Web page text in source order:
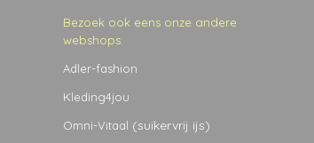
Bezoek ook eens onze andere
webshops:
Adler-fashion
Kleding4jou
Omni-Vitaal (suikervrij ijs)